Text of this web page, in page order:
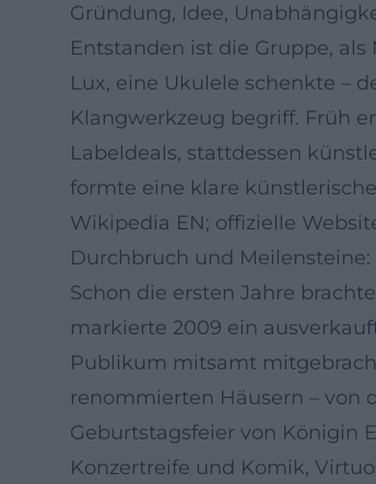
Gründung, Idee,
Entstanden ist die Gruppe,
Lux, eine Ukulele schenkte –
Klangwerkzeug begriff. Früh
Labeldeals, stattdessen
formte eine klare
Wikipedia EN; offizielle
Durchbruch und
Schon die ersten Jahre
markierte 2009 ein
Publikum mitsamt
renommierten Häusern – von
Geburtstagsfeier von Königin
Konzertreife und Komik,